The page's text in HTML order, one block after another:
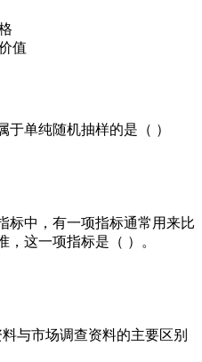
值
于单纯随机抽样的是（ ）
标中，有一项指标通常用来比
这一项指标是（ ）。
与市场调查资料的主要区别